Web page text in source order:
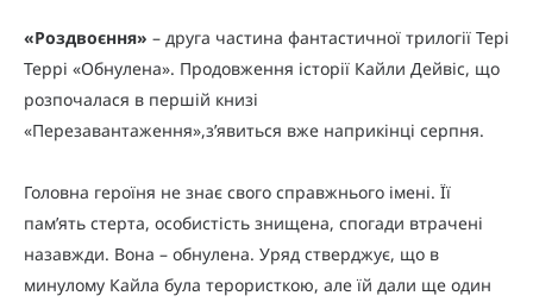
«Роздвоєння» – друга частина фантастичної трилогії Тері
Террі «Обнулена». Продовження історії Кайли Дейвіс, що
розпочалася в першій книзі
«Перезавантаження»,з’явиться вже наприкінці серпня.
Головна героїня не знає свого справжнього імені. Її
пам’ять стерта, особистість знищена, спогади втрачені
назавжди. Вона – обнулена. Уряд стверджує, що в
минулому Кайла була терористкою, але їй дали ще один